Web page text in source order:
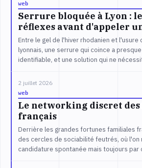
web
Serrure bloquée à Lyon :
réflexes avant d'appeler
Entre le gel de l'hiver rhodanien et l'usure
lyonnais, une serrure qui coince a
identifiable, et une solution qui ne
2 juillet 2026
web
Le networking discret
français
Derrière les grandes fortunes familiales
des cercles de sociabilité feutrés, où l'on
candidature spontanée mais toujours par